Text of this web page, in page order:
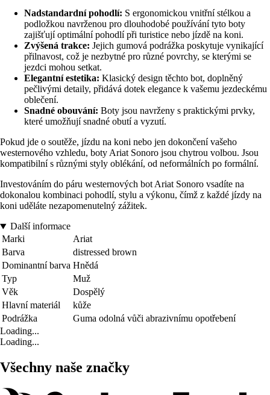
Nadstandardní pohodlí: S ergonomickou vnitřní stélkou a
podložkou navrženou pro dlouhodobé používání tyto boty
zajišťují optimální pohodlí při turistice nebo jízdě na koni.
Zvýšená trakce: Jejich gumová podrážka poskytuje vynikající
přilnavost, což je nezbytné pro různé povrchy, se kterými se
jezdci mohou setkat.
Elegantní estetika: Klasický design těchto bot, doplněný
pečlivými detaily, přidává dotek elegance k vašemu jezdeckému
oblečení.
Snadné obouvání: Boty jsou navrženy s praktickými prvky,
které umožňují snadné obutí a vyzutí.
Pokud jde o soutěže, jízdu na koni nebo jen dokončení vašeho
westernového vzhledu, boty Ariat Sonoro jsou chytrou volbou. Jsou
kompatibilní s různými styly oblékání, od neformálních po formální.
Investováním do páru westernových bot Ariat Sonoro vsadíte na
dokonalou kombinaci pohodlí, stylu a výkonu, čímž z každé jízdy na
koni uděláte nezapomenutelný zážitek.
Další informace
Marki
Ariat
Barva
distressed brown
Dominantní barva Hnědá
Typ
Muž
Věk
Dospělý
Hlavní materiál
kůže
Podrážka
Guma odolná vůči abrazivnímu opotřebení
Loading...
Loading...
Všechny naše značky